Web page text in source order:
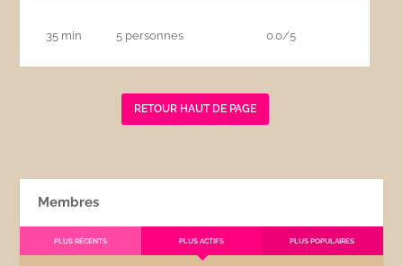
35 min 5 personnes 0.0/5
RETOUR HAUT DE PAGE
Membres
PLUS RÉCENTS PLUS ACTIFS PLUS POPULAIRES